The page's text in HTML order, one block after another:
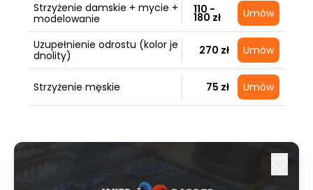
Strzyżenie damskie + mycie +
modelowanie
110 -
180 zł Umów
Uzupełnienie odrostu (kolor je
dnolity)
270 zł Umów
Strzyżenie męskie 75 zł Umów